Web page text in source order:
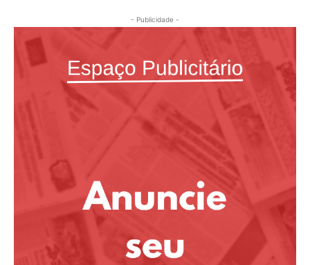
- Publicidade -